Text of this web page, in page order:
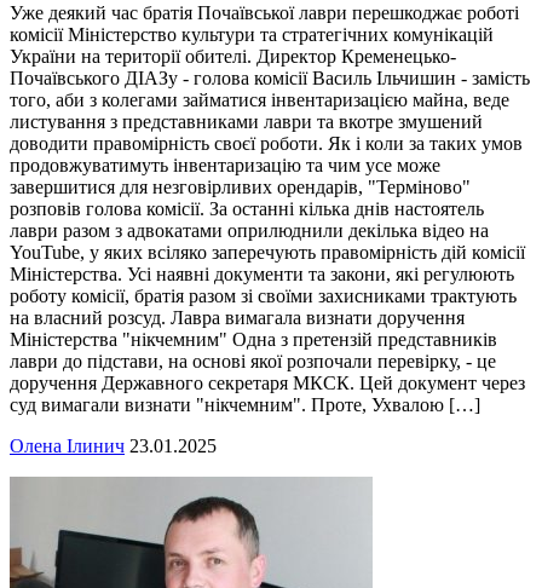
Уже деякий час братія Почаївської лаври перешкоджає роботі
комісії Міністерство культури та стратегічних комунікацій
України на території обителі. Директор Кременецько-
Почаївського ДІАЗу - голова комісії Василь Ільчишин - замість
того, аби з колегами займатися інвентаризацією майна, веде
листування з представниками лаври та вкотре змушений
доводити правомірність своєї роботи. Як і коли за таких умов
продовжуватимуть інвентаризацію та чим усе може
завершитися для незговірливих орендарів, "Терміново"
розповів голова комісії. За останні кілька днів настоятель
лаври разом з адвокатами оприлюднили декілька відео на
YouTube, у яких всіляко заперечують правомірність дій комісії
Міністерства. Усі наявні документи та закони, які регулюють
роботу комісії, братія разом зі своїми захисниками трактують
на власний розсуд. Лавра вимагала визнати доручення
Міністерства "нікчемним" Одна з претензій представників
лаври до підстави, на основі якої розпочали перевірку, - це
доручення Державного секретаря МКСК. Цей документ через
суд вимагали визнати "нікчемним". Проте, Ухвалою […]
Олена Ілинич 23.01.2025